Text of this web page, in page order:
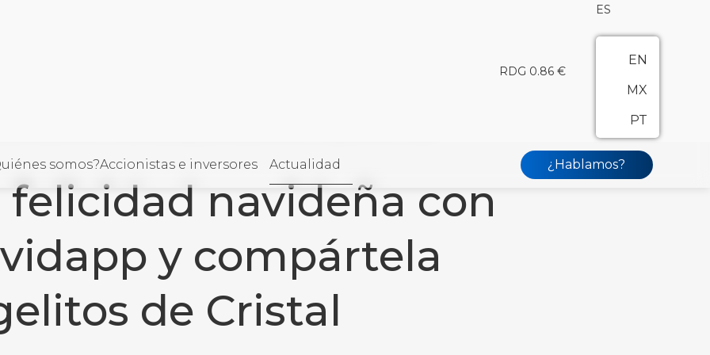
RDG 0.86 €
ES
EN
MX
PT
somos?Accionistas e inversores Actualidad ¿Hablamos?
navideña con
y compártela
de Cristal